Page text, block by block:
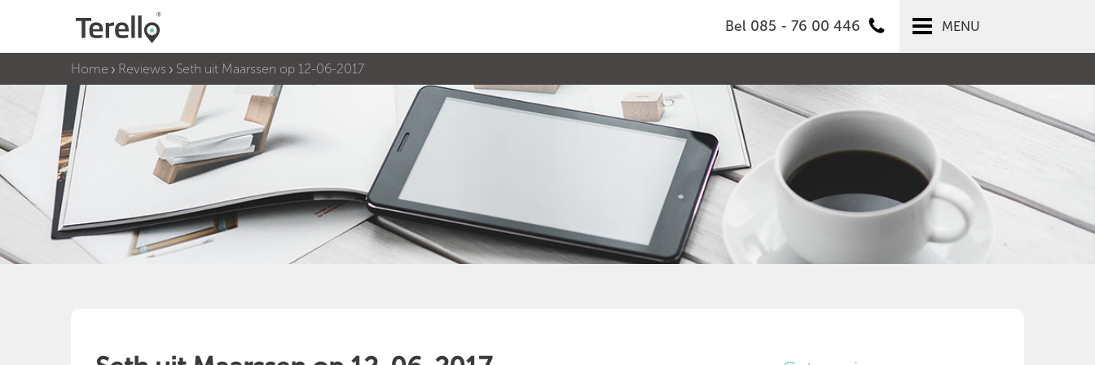
Bel 085 - 76 00 446 MENU
Home Reviews Seth uit Maarssen op 12-06-2017